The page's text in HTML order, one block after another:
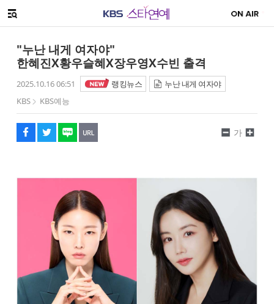
메뉴 열기
"누난 내게 여자야"
한혜진X황우슬혜X장우영X수빈 출격
2025.10.16 06:51 랭킹뉴스
누난 내게 여자야
KBS
KBS예능
페이스북
트위터
네이버
URL복사
글씨 작게보기
가
글씨 크게보기